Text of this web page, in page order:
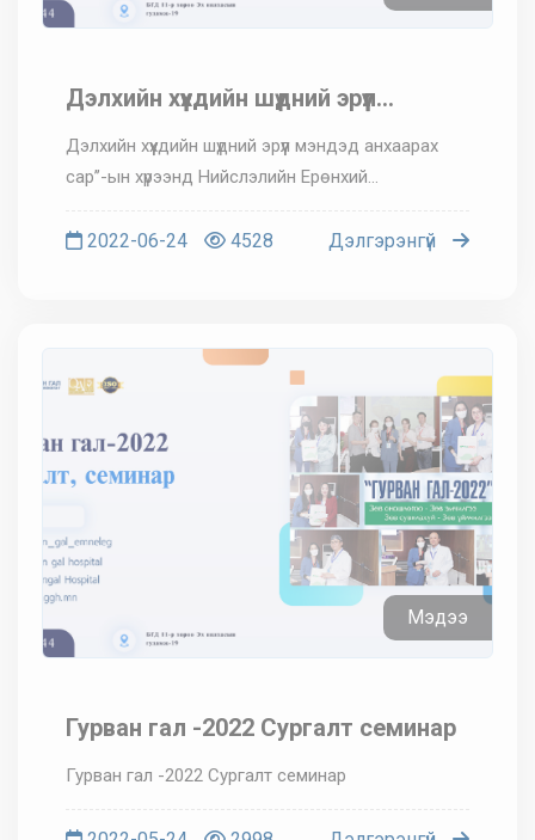
Дэлхийн хүүхдийн шүдний эрүүл
Дэлхийн хүүхдийн шүдний эрүүл мэндэд анхаарах
сар’’-ын хүрээнд Нийслэлийн Ерөнхий
57 хүүхдэд шүдний урьдчилан сэргийлэх үзлэгийг
2022-06-24 4528 Дэлгэрэнгүй
Мэдээ
Гурван гал -2022 Сургалт семинар
Гурван гал -2022 Сургалт семинар